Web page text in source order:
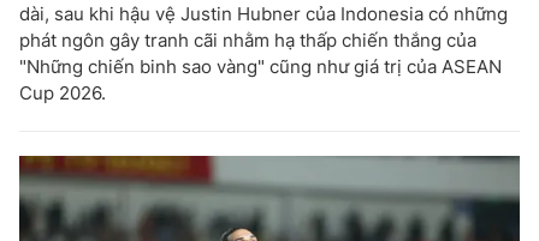
dài, sau khi hậu vệ Justin Hubner của Indonesia có những
phát ngôn gây tranh cãi nhằm hạ thấp chiến thắng của
"Những chiến binh sao vàng" cũng như giá trị của ASEAN
Cup 2026.